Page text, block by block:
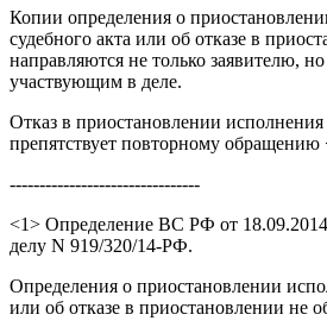
Копии определения о
судебного акта или об отказе в
направляются не только заявителю,
участвующим в деле.
Отказ в приостановлении исполнения
препятствует повторному обращению
--------------------------------
<1> Определение ВС РФ от
делу N 919/320/14-РФ.
Определения о приостановлении
или об отказе в приостановлении не